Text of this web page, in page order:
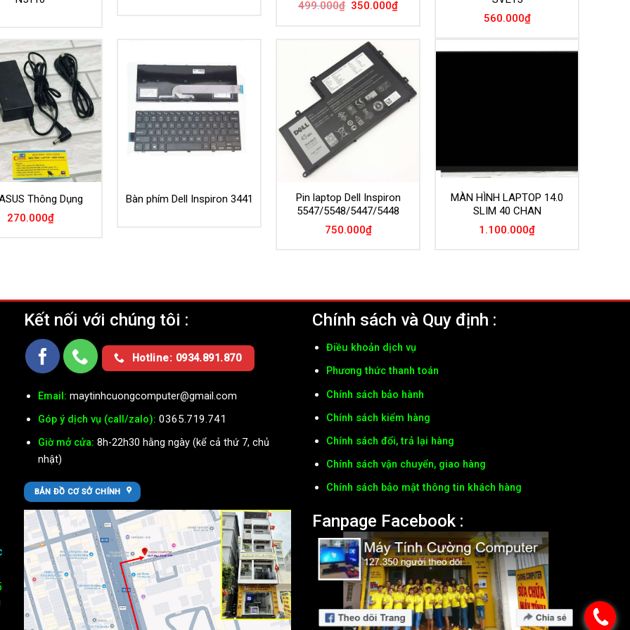
499.000₫ Giá
350.000₫Giá
hiện
560.000₫
Thông Dụng
270.000₫
Bàn phím Dell Inspiron 3441
Pin laptop Dell Inspiron
5547/5548/5447/5448
750.000₫
MÀN HÌNH LAPTOP 14.0
SLIM 40 CHAN
1.100.000₫
Kết nối với chúng tôi :
Hotline: 0934.891.870
Email: maytinhcuongcomputer@gmail.com
Góp ý dịch vụ (call/zalo): 0365.719.741
Giờ mở cửa: 8h-22h30 hằng ngày (kể cả thứ 7, chủ
nhật)
BẢN ĐỒ CƠ SỞ CHÍNH
Chính sách và Quy định :
Điều khoản dịch vụ
Phương thức thanh toán
Chính sách bảo hành
Chính sách kiểm hàng
Chính sách đổi, trả lại hàng
Chính sách vận chuyển, giao hàng
Chính sách bảo mật thông tin khách hàng
Fanpage Facebook :